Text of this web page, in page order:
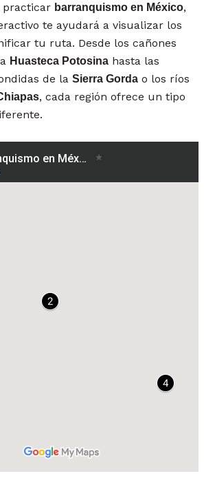
practicar barranquismo en México,
te ayudará a visualizar los
tu ruta. Desde los cañones
Huasteca Potosinahasta las
de la Sierra Gordao los ríos
, cada región ofrece un tipo